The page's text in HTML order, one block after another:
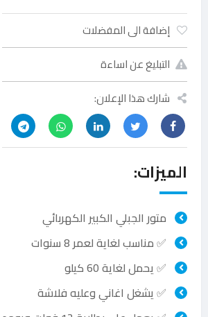
إضافة الى المفضلات
التبليغ عن اساءة
شارك هذا الإعلان:
الميزات:
متور الجبلي الكبير الكهربائي
✅ مناسب لغاية لعمر 8 سنوات
✅ يحمل لغاية 60 كيلو
✅ يشغل اغاني وعليه فلاشة